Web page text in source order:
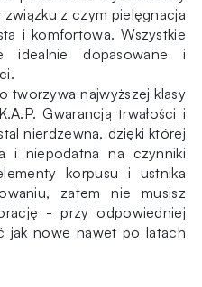
z czym pielęgnacja
i komfortowa. Wszystkie
idealnie dopasowane i
tworzywa najwyższej klasy
Gwarancją trwałości i
nierdzewna, dzięki której
i niepodatna na czynniki
korpusu i ustnika
zatem nie musisz
- przy odpowiedniej
jak nowe nawet po latach